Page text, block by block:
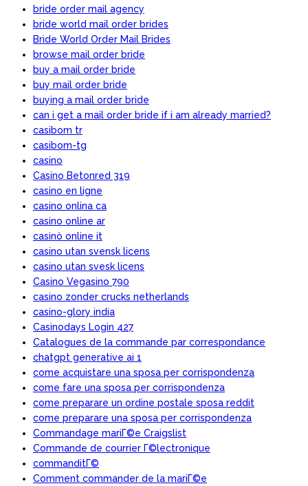
bride order mail agency
bride world mail order brides
Bride World Order Mail Brides
browse mail order bride
buy a mail order bride
buy mail order bride
buying a mail order bride
can i get a mail order bride if i am already married?
casibom tr
casibom-tg
casino
Casino Betonred 319
casino en ligne
casino onlina ca
casino online ar
casinò online it
casino utan svensk licens
casino utan svesk licens
Casino Vegasino 790
casino zonder crucks netherlands
casino-glory india
Casinodays Login 427
Catalogues de la commande par correspondance
chatgpt generative ai 1
come acquistare una sposa per corrispondenza
come fare una sposa per corrispondenza
come preparare un ordine postale sposa reddit
come preparare una sposa per corrispondenza
Commandage mariГ©e Craigslist
Commande de courrier Г©lectronique
commanditГ©
Comment commander de la mariГ©e